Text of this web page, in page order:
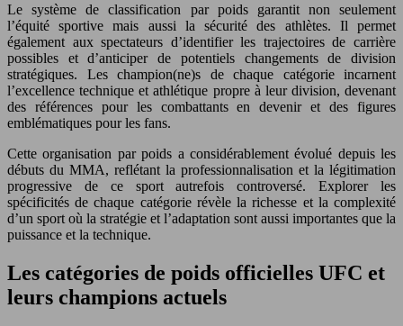
Le système de classification par poids garantit non seulement
l’équité sportive mais aussi la sécurité des athlètes. Il permet
également aux spectateurs d’identifier les trajectoires de carrière
possibles et d’anticiper de potentiels changements de division
stratégiques. Les champion(ne)s de chaque catégorie incarnent
l’excellence technique et athlétique propre à leur division, devenant
des références pour les combattants en devenir et des figures
emblématiques pour les fans.
Cette organisation par poids a considérablement évolué depuis les
débuts du MMA, reflétant la professionnalisation et la légitimation
progressive de ce sport autrefois controversé. Explorer les
spécificités de chaque catégorie révèle la richesse et la complexité
d’un sport où la stratégie et l’adaptation sont aussi importantes que la
puissance et la technique.
Les catégories de poids officielles UFC et
leurs champions actuels